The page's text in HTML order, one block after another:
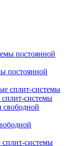
постоянной
системы